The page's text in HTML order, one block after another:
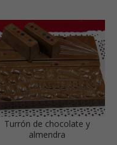
Turrón de chocolate y
almendra